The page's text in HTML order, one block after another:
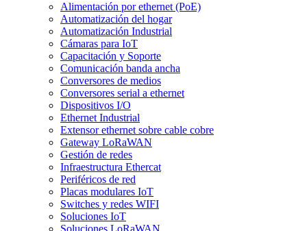
Alimentación por ethernet (PoE)
Automatización del hogar
Automatización Industrial
Cámaras para IoT
Capacitación y Soporte
Comunicación banda ancha
Conversores de medios
Conversores serial a ethernet
Dispositivos I/O
Ethernet Industrial
Extensor ethernet sobre cable cobre
Gateway LoRaWAN
Gestión de redes
Infraestructura Ethercat
Periféricos de red
Placas modulares IoT
Switches y redes WIFI
Soluciones IoT